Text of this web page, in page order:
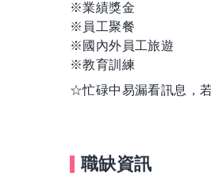
※業績獎金
※員工聚餐
※國內外員工旅遊
※教育訓練
☆忙碌中易漏看訊息，
職缺資訊